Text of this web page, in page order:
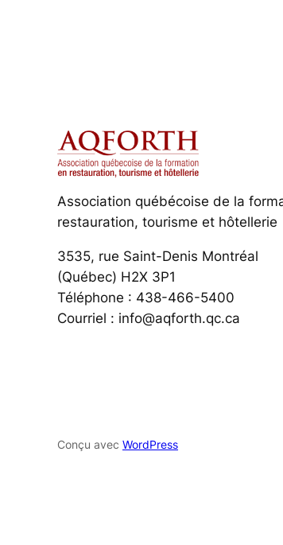
Association québécoise de la
restauration, tourisme et hôtellerie
3535, rue Saint-Denis Montréal
(Québec) H2X 3P1
Téléphone : 438-466-5400
Courriel : info@aqforth.qc.ca
Conçu avec WordPress